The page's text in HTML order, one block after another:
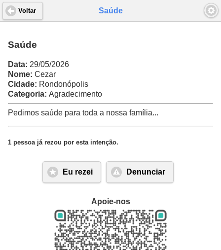
Saúde
Voltar
Saúde
Data: 29/05/2026
Nome: Cezar
Cidade: Rondonópolis
Categoria: Agradecimento
Pedimos saúde para toda a nossa família...
1 pessoa já rezou por esta intenção.
Eu rezei Denunciar
Apoie-nos